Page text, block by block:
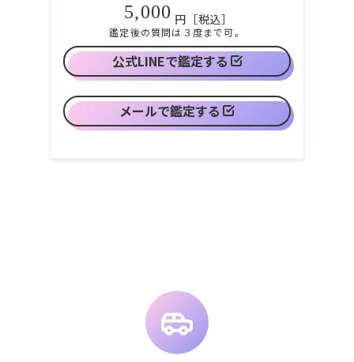
5,000 円［税込］
鑑定後の質問は３度まで可。
公式LINEで鑑定する
メールで鑑定する